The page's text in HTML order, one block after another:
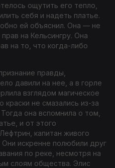
ощутить его тепло,
себя и надеть платье.
ей объяснил. Она — не
на Кельсингру. Она
на то, что когда-либо
правды,
давили на нее, а в горле
взглядом магическое
не смазались из-за
она вспомнила о том,
и от этого
капитан живого
искренне полюбили друг
по реке, несмотря на
слоям общества. Элис